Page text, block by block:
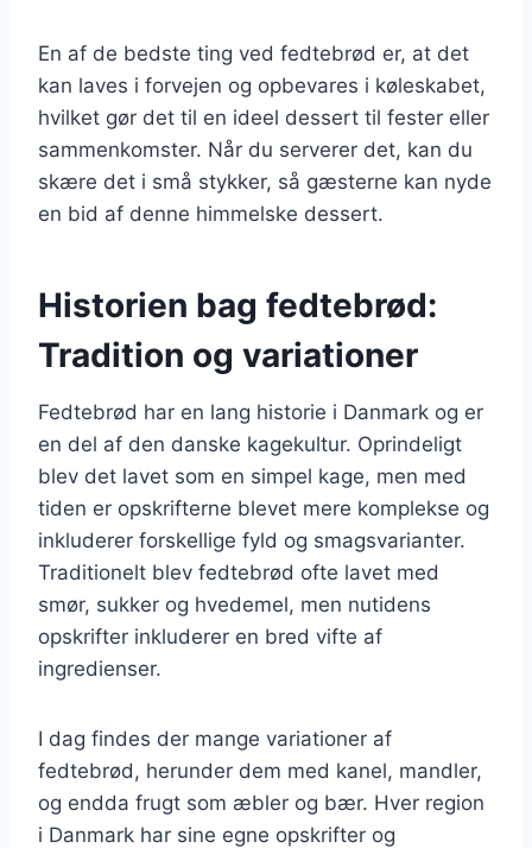
En af de bedste ting ved fedtebrød er, at det
kan laves i forvejen og opbevares i køleskabet,
hvilket gør det til en ideel dessert til fester eller
sammenkomster. Når du serverer det, kan du
skære det i små stykker, så gæsterne kan nyde
en bid af denne himmelske dessert.
Historien bag fedtebrød:
Tradition og variationer
Fedtebrød har en lang historie i Danmark og er
en del af den danske kagekultur. Oprindeligt
blev det lavet som en simpel kage, men med
tiden er opskrifterne blevet mere komplekse og
inkluderer forskellige fyld og smagsvarianter.
Traditionelt blev fedtebrød ofte lavet med
smør, sukker og hvedemel, men nutidens
opskrifter inkluderer en bred vifte af
ingredienser.
I dag findes der mange variationer af
fedtebrød, herunder dem med kanel, mandler,
og endda frugt som æbler og bær. Hver region
i Danmark har sine egne opskrifter og